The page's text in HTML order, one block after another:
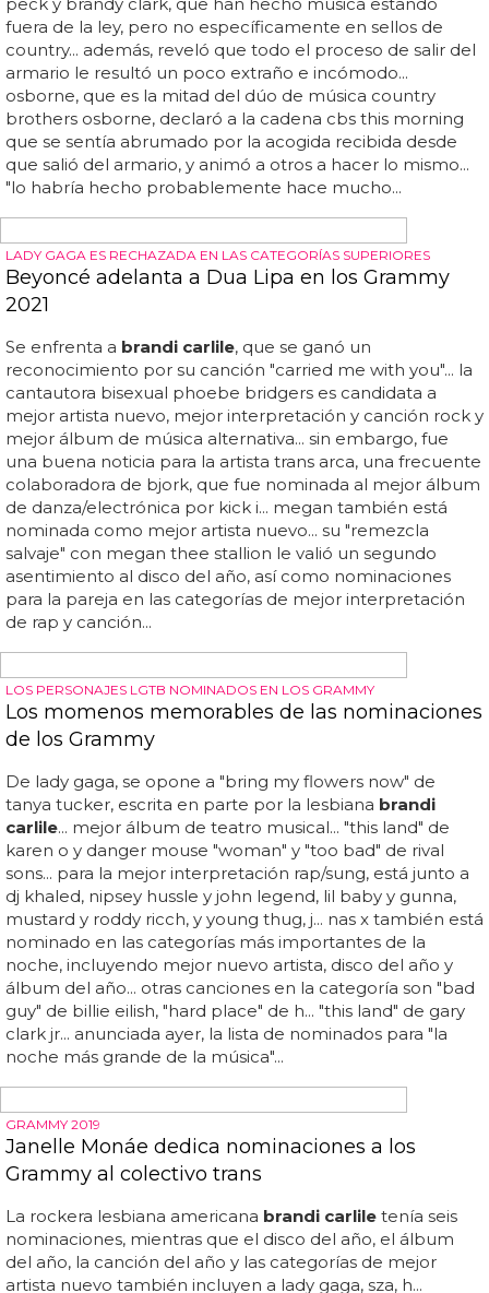
LA 63ª EDICIÓN DE LOS PREMIOS SE CELEBRÓ EL DOMINGO 14 DE
MARZO
Los Grammys 2021 han sido los más queer de la
Una publicación compartida porbrandi carlile
(@brandicarlile )...brandi carlileganó el grammy a la
mejor canción country... carlileescribió en instagram que
la experiencia fue un "honor indescriptible"...
también participó en el segmento in memoriam de los
grammy junto a howard y martin...carlile dijo que esta era
"definitivamente la nominación más impactante"
mientras luchaba por lanzar música en medio de la
pandemia mundial... en una entrevista con people, carlile
dijo que la nominación al grammy era la "primera vez que
lloraba por algo así"... lady gaga estuvo ausente en la
noche, vio los premios desde italia, donde actualmente
está filmando house of gucci... george
stroumboulophòulos ?...
EL CANTANTE DE COUNTRY SE SIENTE ABRUMADO POR TODO EL
CARIÑO QUE ESTÁ RECIBIENDO
TJ Osborne ha recibido un "tsunami de amor" al
salir del armario
Aunque osborne es la primera estrella de la música
country fuera de la ley que firma con una gran
discográfica de country, hay otros artistas de country y
afines, como lil nas x, brandi carlile , chely wright, orville
peck y brandy clark, que han hecho música estando
fuera de la ley, pero no específicamente en sellos de
country... además, reveló que todo el proceso de salir del
brothers osborne, declaró a la cadena cbs this morning
que se sentía abrumado por la acogida recibida desde
que salió del armario, y animó a otros a hacer lo mismo...